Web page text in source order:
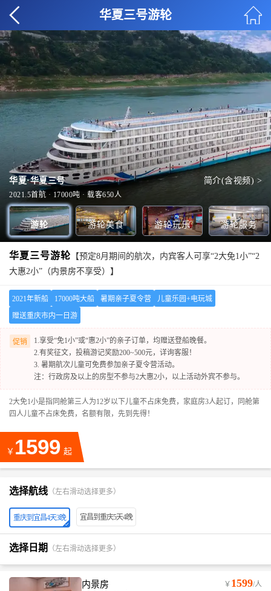
华夏三号游轮
华夏·华夏三号 简介(含视频) >
2021.5首航 · 17000吨 · 载客650人
VIP餐厅
电玩城
行政酒廊
甲板-1
游轮 游轮美食 游轮玩乐 游轮服务
华夏三号游轮 【预定8月期间的航次，内宾客人可享“2大免1小”“2
大惠2小”（内景房不享受）】
2021年新船 17000吨大船 暑期亲子夏令营
儿童乐园+电玩城
赠送重庆市内一日游
促销
1.享受“免1小”或“惠2小”的亲子订单，均赠送登船晚餐。
2.有奖征文，投稿游记奖励200~500元，详询客服！
3. 暑期航次儿童可免费参加亲子夏令营活动。
注：行政房及以上的房型不参与2大惠2小，以上活动外宾不参与。
2大免1小是指同舱第三人为12岁以下儿童不占床免费，家庭房3人起订，同舱第
四人儿童不占床免费，名额有限，先到先得！
￥ 1599 起
选择航线 （左右滑动选择更多）
重庆到宜昌4天3晚 宜昌到重庆5天4晚
选择日期 （左右滑动选择更多）
内景房 ￥ 1599/人